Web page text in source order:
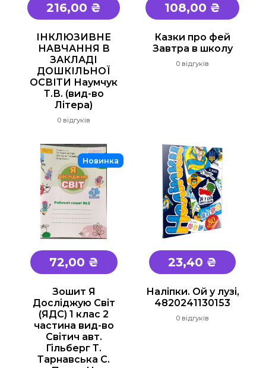
216,00 ₴
ІНКЛЮЗИВНЕ
НАВЧАННЯ В
ЗАКЛАДІ
ДОШКІЛЬНОЇ
ОСВІТИ Наумчук
Т.В. (вид-во
Літера)
0 відгуків
108,00 ₴
Казки про фей
Завтра в школу
0 відгуків
Новинка
72,00 ₴
Зошит Я
Досліджую Світ
(ЯДС) 1 клас 2
частина вид-во
Світич авт.
Гільберг Т.
Тарнавська С.
23,40 ₴
Наліпки. Ой у лузі,
4820241130153
0 відгуків